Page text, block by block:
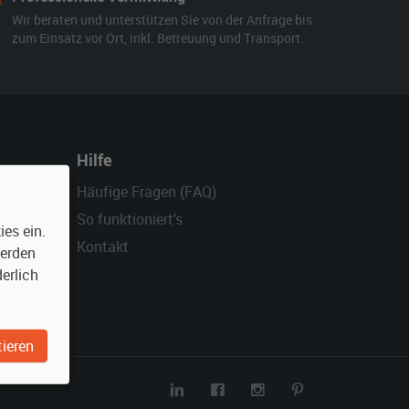
Wir beraten und unterstützen Sie von der Anfrage bis
zum Einsatz vor Ort, inkl. Betreuung und Transport.
Hilfe
Häufige Fragen (FAQ)
So funktioniert's
Kontakt
ein.